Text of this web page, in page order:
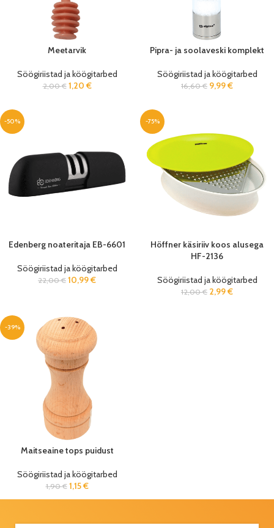
Meetarvik
Söögiriistad ja köögitarbed
2,00€ 1,20 €
Pipra- ja soolaveski komplekt
Söögiriistad ja köögitarbed
16,60€ 9,99€
-50%
Edenberg noateritaja EB-6601
Söögiriistad ja köögitarbed
22,00€ 10,99€
-75%
Höffner käsiriiv koos alusega
HF-2136
Söögiriistad ja köögitarbed
12,00€ 2,99€
-39%
Maitseaine tops puidust
Söögiriistad ja köögitarbed
1,90€ 1,15€